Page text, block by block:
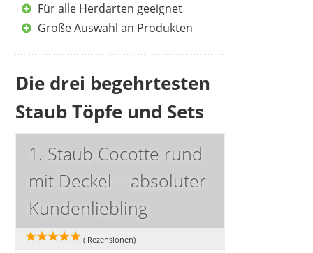
Für alle Herdarten geeignet
Große Auswahl an Produkten
Die drei begehrtesten
Staub Töpfe und Sets
1. Staub Cocotte rund
mit Deckel – absoluter
Kundenliebling
( Rezensionen)